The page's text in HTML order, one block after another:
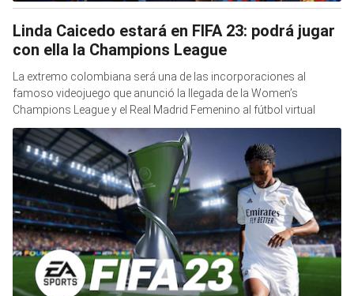
Linda Caicedo estará en FIFA 23: podrá jugar
con ella la Champions League
La extremo colombiana será una de las incorporaciones al
famoso videojuego que anunció la llegada de la Women’s
Champions League y el Real Madrid Femenino al fútbol virtual